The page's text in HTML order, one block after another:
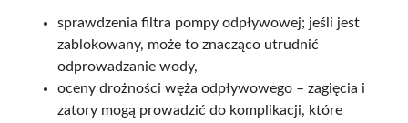
sprawdzenia filtra pompy odpływowej; jeśli jest
zablokowany, może to znacząco utrudnić
odprowadzanie wody,
oceny drożności węża odpływowego – zagięcia i
zatory mogą prowadzić do komplikacji, które